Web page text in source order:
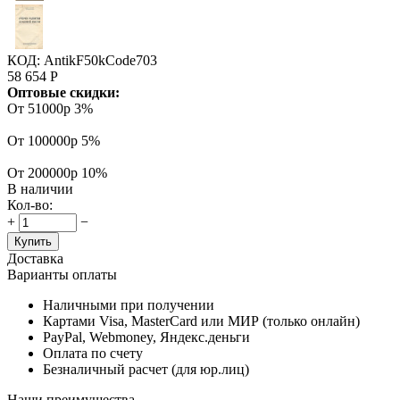
КОД: AntikF50kCode703
58 654 Р
Оптовые скидки:
От 51000р 3%
От 100000р 5%
От 200000р 10%
В наличии
Кол-во:
+
−
Купить
Доставка
Варианты оплаты
Наличными при получении
Картами Visa, MasterCard или МИР (только онлайн)
PayPal, Webmoney, Яндекс.деньги
Оплата по счету
Безналичный расчет (для юр.лиц)